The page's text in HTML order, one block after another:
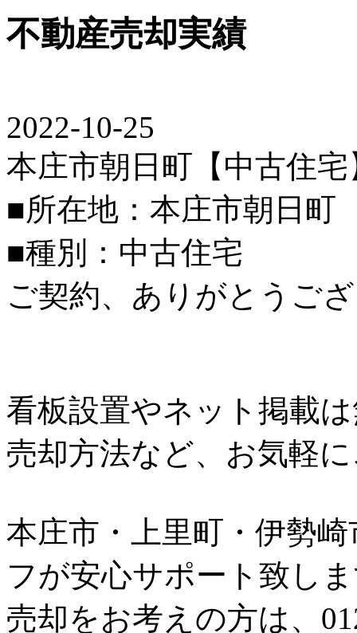
不動産売却実績
2022-10-25
本庄市朝日町【中古住
■所在地：本庄市朝日町
■種別：中古住宅
ご契約、ありがとうご
看板設置やネット掲載
売却方法など、お気軽
本庄市・上里町・伊勢
フが安心サポート致し
売却をお考えの方は、